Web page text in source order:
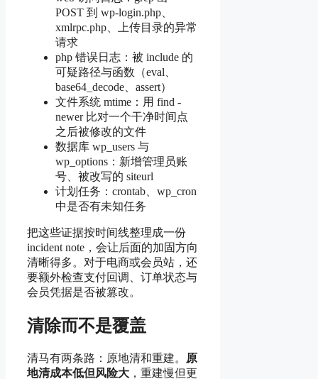
POST 到 wp-login.php、
xmlrpc.php、上传目录的异常
请求
php 错误日志：被 include 的
可疑路径与函数（eval、
base64_decode、assert）
文件系统 mtime：用 find -
newer 比对一个干净时间点
之后被修改的文件
数据库 wp_users 与
wp_options：新增管理员账
号、被改写的 siteurl
计划任务：crontab、wp_cron
中是否有未知任务
把这些证据按时间线整理成一份
incident note，会让后面的加固方向
清晰得多。对于电商或会员站，还
要额外检查支付回调、订单状态与
会员凭据是否被篡改。
清除而不是覆盖
清马有两条路：原地清和重建。
原
地清成本低但风险大 ，重建慢但更